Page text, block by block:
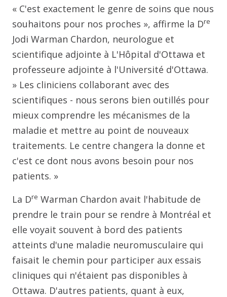
« C'est exactement le genre de soins que nous
souhaitons pour nos proches », affirme la Dre
Jodi Warman Chardon, neurologue et
scientifique adjointe à L'Hôpital d'Ottawa et
professeure adjointe à l'Université d'Ottawa.
» Les cliniciens collaborant avec des
scientifiques - nous serons bien outillés pour
mieux comprendre les mécanismes de la
maladie et mettre au point de nouveaux
traitements. Le centre changera la donne et
c'est ce dont nous avons besoin pour nos
patients. »
La Dre Warman Chardon avait l'habitude de
prendre le train pour se rendre à Montréal et
elle voyait souvent à bord des patients
atteints d'une maladie neuromusculaire qui
faisait le chemin pour participer aux essais
cliniques qui n'étaient pas disponibles à
Ottawa. D'autres patients, quant à eux,